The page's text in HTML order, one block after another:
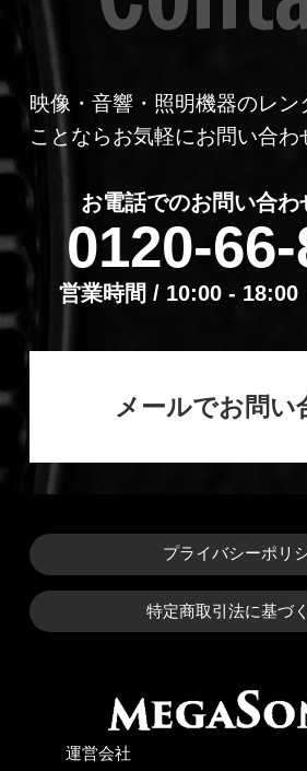
映像・音響・照明機器のレン
ことならお気軽にお問い合わ
お電話でのお問い合わ
0120-
営業時間 / 10:00 - 18:00
メールでお問い
プライバシーポリ
特定商取引法に基づ
運営会社